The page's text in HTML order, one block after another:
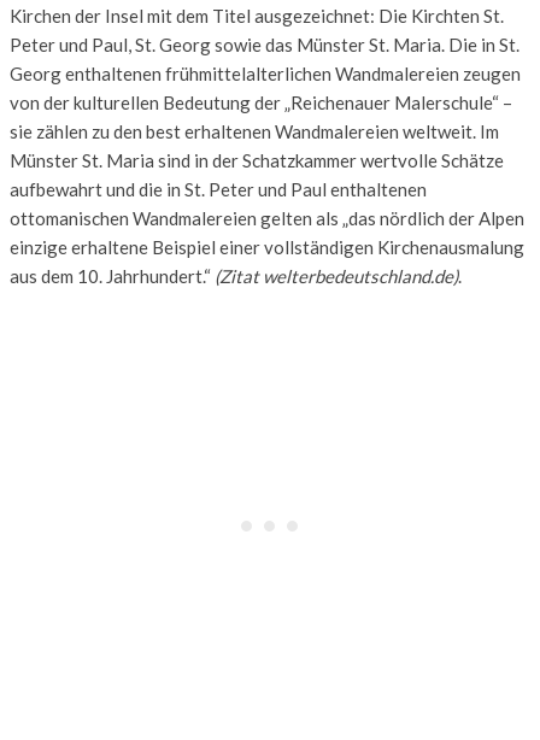
Kirchen der Insel mit dem Titel ausgezeichnet: Die Kirchten St.
Peter und Paul, St. Georg sowie das Münster St. Maria. Die in St.
Georg enthaltenen frühmittelalterlichen Wandmalereien zeugen
von der kulturellen Bedeutung der „Reichenauer Malerschule“ –
sie zählen zu den best erhaltenen Wandmalereien weltweit. Im
Münster St. Maria sind in der Schatzkammer wertvolle Schätze
aufbewahrt und die in St. Peter und Paul enthaltenen
ottomanischen Wandmalereien gelten als „das nördlich der Alpen
einzige erhaltene Beispiel einer vollständigen Kirchenausmalung
aus dem 10. Jahrhundert.“ (Zitat welterbedeutschland.de).